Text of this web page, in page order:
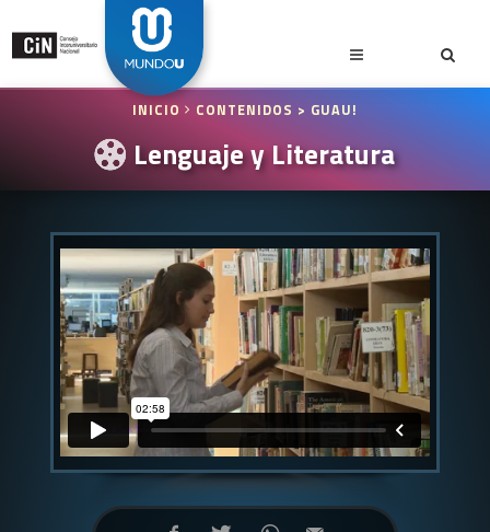
INICIO CONTENIDOS > GUAU!
Lenguaje y Literatura